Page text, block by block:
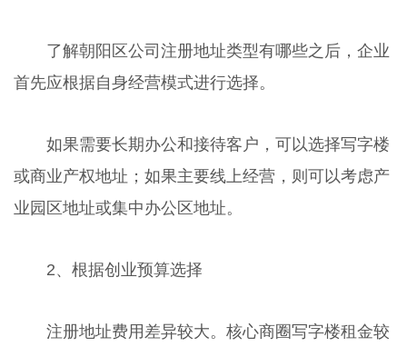
了解朝阳区公司注册地址类型有哪些之后，企业
首先应根据自身经营模式进行选择。
如果需要长期办公和接待客户，可以选择写字楼
或商业产权地址；如果主要线上经营，则可以考虑产
业园区地址或集中办公区地址。
2、根据创业预算选择
注册地址费用差异较大。核心商圈写字楼租金较